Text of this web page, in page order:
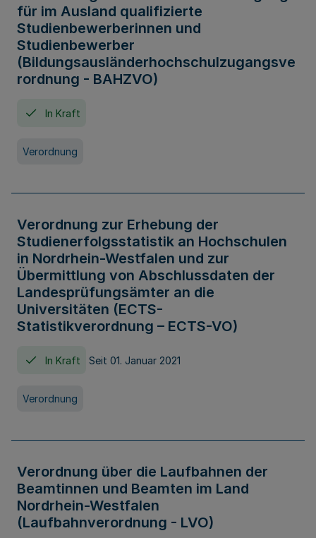
für im Ausland qualifizierte
Studienbewerberinnen und
Studienbewerber
(Bildungsausländerhochschulzugangsve
rordnung - BAHZVO)
In Kraft
Verordnung
Verordnung zur Erhebung der
Studienerfolgsstatistik an Hochschulen
in Nordrhein-Westfalen und zur
Übermittlung von Abschlussdaten der
Landesprüfungsämter an die
Universitäten (ECTS-
Statistikverordnung – ECTS-VO)
In Kraft Seit 01. Januar 2021
Verordnung
Verordnung über die Laufbahnen der
Beamtinnen und Beamten im Land
Nordrhein-Westfalen
(Laufbahnverordnung - LVO)